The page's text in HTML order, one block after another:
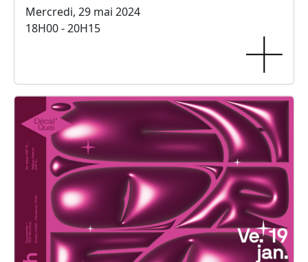
Mercredi, 29 mai 2024
18H00 - 20H15